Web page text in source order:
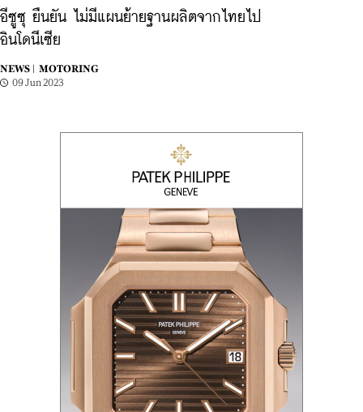
อีซูซุ ยืนยัน ไม่มีแผนย้ายฐานผลิตจากไทยไป
อินโดนีเซีย
NEWS |
MOTORING
09 Jun 2023